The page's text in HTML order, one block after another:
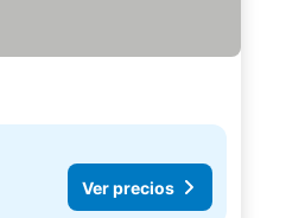
Ver precios